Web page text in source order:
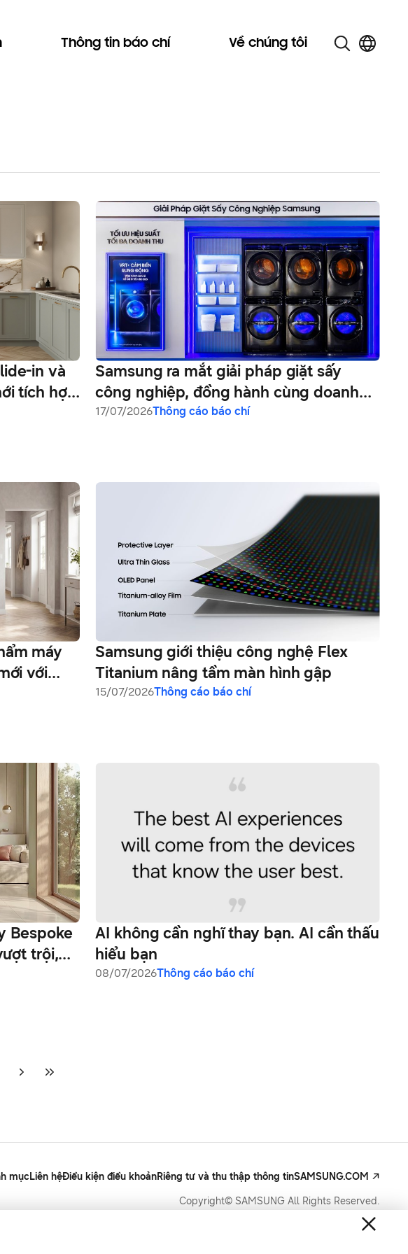
Thông tin báo chí Về chúng tôi
in và
tích hợp
Samsung ra mắt giải pháp giặt sấy
công nghiệp, đồng hành cùng doanh
nghiệp tối ưu vận hành và phát triển
17/07/2026Thông cáo báo chí
máy
với
AI cải
Samsung giới thiệu công nghệ Flex
Titanium nâng tầm màn hình gập
15/07/2026Thông cáo báo chí
Bespoke
trội,
AI không cần nghĩ thay bạn. AI cần thấu
hiểu bạn
08/07/2026Thông cáo báo chí
mụcLiên hệĐiều kiện điều khoảnRiêng tư và thu thập thông tinSAMSUNG.COM
Copyright© SAMSUNG All Rights Reserved.